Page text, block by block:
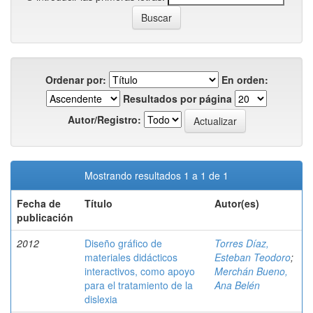
Ordenar por:
En orden:
Resultados por página
Autor/Registro:
Mostrando resultados 1 a 1 de 1
Fecha de
publicación
Título Autor(es)
2012
Diseño gráfico de
materiales didácticos
interactivos, como apoyo
para el tratamiento de la
dislexia
Torres Díaz,
Esteban Teodoro;
Merchán Bueno,
Ana Belén